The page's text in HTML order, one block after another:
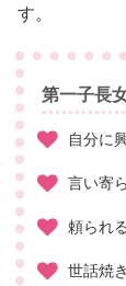
す。
第一子長
自分に
言い寄
頼られ
世話焼